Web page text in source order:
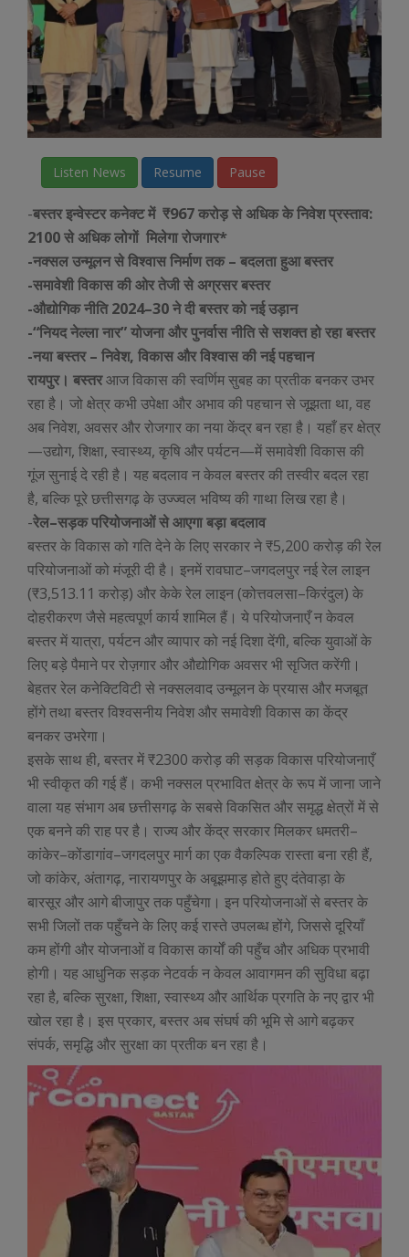
Listen News Resume Pause
-बस्तर इन्वेस्टर कनेक्ट में ₹967 करोड़ से अधिक के निवेश प्रस्ताव:
2100 से अधिक लोगों मिलेगा रोजगार*
-नक्सल उन्मूलन से विश्वास निर्माण तक – बदलता हुआ बस्तर
-समावेशी विकास की ओर तेजी से अग्रसर बस्तर
-औद्योगिक नीति 2024–30 ने दी बस्तर को नई उड़ान
-“नियद नेल्ला नार” योजना और पुनर्वास नीति से सशक्त हो रहा बस्तर
-नया बस्तर – निवेश, विकास और विश्वास की नई पहचान
रायपुर। बस्तरआज विकास की स्वर्णिम सुबह का प्रतीक बनकर उभर
रहा है। जो क्षेत्र कभी उपेक्षा और अभाव की पहचान से जूझता था, वह
अब निवेश, अवसर और रोजगार का नया केंद्र बन रहा है। यहाँ हर क्षेत्र
—उद्योग, शिक्षा, स्वास्थ्य, कृषि और पर्यटन—में समावेशी विकास की
गूंज सुनाई दे रही है। यह बदलाव न केवल बस्तर की तस्वीर बदल रहा
है, बल्कि पूरे छत्तीसगढ़ के उज्ज्वल भविष्य की गाथा लिख रहा है।
-रेल–सड़क परियोजनाओं से आएगा बड़ा बदलाव
बस्तर के विकास को गति देने के लिए सरकार ने ₹5,200 करोड़ की रेल
परियोजनाओं को मंजूरी दी है। इनमें रावघाट–जगदलपुर नई रेल लाइन
(₹3,513.11 करोड़) और केके रेल लाइन (कोत्तवलसा–किरंदुल) के
दोहरीकरण जैसे महत्वपूर्ण कार्य शामिल हैं। ये परियोजनाएँ न केवल
बस्तर में यात्रा, पर्यटन और व्यापार को नई दिशा देंगी, बल्कि युवाओं के
लिए बड़े पैमाने पर रोज़गार और औद्योगिक अवसर भी सृजित करेंगी।
बेहतर रेल कनेक्टिविटी से नक्सलवाद उन्मूलन के प्रयास और मजबूत
होंगे तथा बस्तर विश्वसनीय निवेश और समावेशी विकास का केंद्र
बनकर उभरेगा।
इसके साथ ही, बस्तर में ₹2300 करोड़ की सड़क विकास परियोजनाएँ
भी स्वीकृत की गई हैं। कभी नक्सल प्रभावित क्षेत्र के रूप में जाना जाने
वाला यह संभाग अब छत्तीसगढ़ के सबसे विकसित और समृद्ध क्षेत्रों में से
एक बनने की राह पर है। राज्य और केंद्र सरकार मिलकर धमतरी–
कांकेर–कोंडागांव–जगदलपुर मार्ग का एक वैकल्पिक रास्ता बना रही हैं,
जो कांकेर, अंतागढ़, नारायणपुर के अबूझमाड़ होते हुए दंतेवाड़ा के
बारसूर और आगे बीजापुर तक पहुँचेगा। इन परियोजनाओं से बस्तर के
सभी जिलों तक पहुँचने के लिए कई रास्ते उपलब्ध होंगे, जिससे दूरियाँ
कम होंगी और योजनाओं व विकास कार्यों की पहुँच और अधिक प्रभावी
होगी। यह आधुनिक सड़क नेटवर्क न केवल आवागमन की सुविधा बढ़ा
रहा है, बल्कि सुरक्षा, शिक्षा, स्वास्थ्य और आर्थिक प्रगति के नए द्वार भी
खोल रहा है। इस प्रकार, बस्तर अब संघर्ष की भूमि से आगे बढ़कर
संपर्क, समृद्धि और सुरक्षा का प्रतीक बन रहा है।